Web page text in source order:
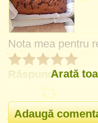
Nota mea pentru
RăspundeArată